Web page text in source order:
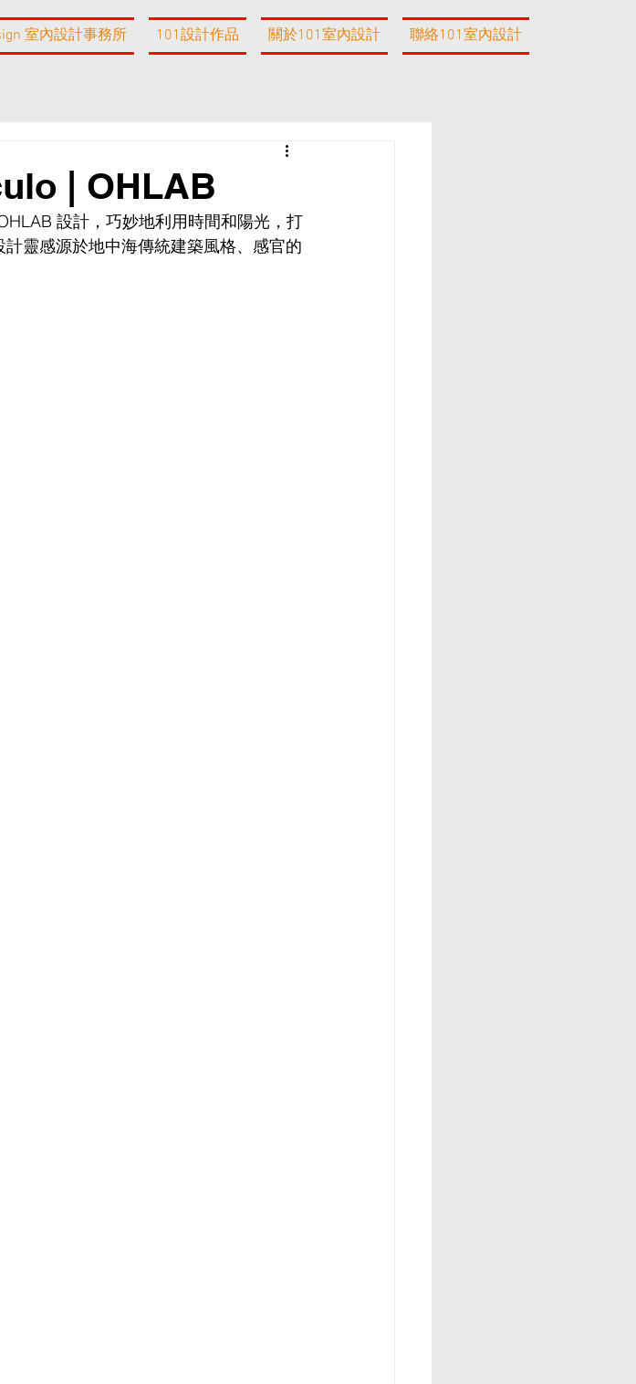
室內設計事務所 101設計作品 關於101室內設計 聯絡101室內設計
| OHLAB
設計，巧妙地利用時間和陽光，打
靈感源於地中海傳統建築風格、感官的